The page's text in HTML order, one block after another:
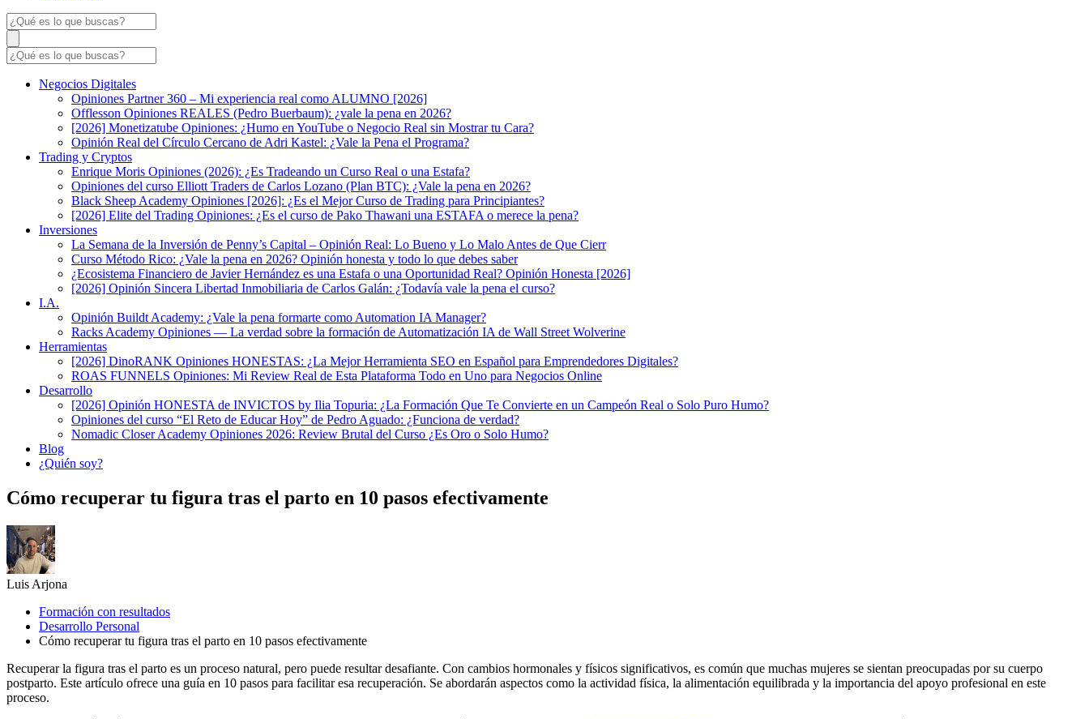
Negocios Digitales
Opiniones Partner 360 – Mi experiencia real como ALUMNO [2026]
Offlesson Opiniones REALES (Pedro Buerbaum): ¿vale la pena en 2026?
[2026] Monetizatube Opiniones: ¿Humo en YouTube o Negocio Real sin Mostrar tu Cara?
Opinión Real del Círculo Cercano de Adri Kastel: ¿Vale la Pena el Programa?
Trading y Cryptos
Enrique Moris Opiniones (2026): ¿Es Tradeando un Curso Real o una Estafa?
Opiniones del curso Elliott Traders de Carlos Lozano (Plan BTC): ¿Vale la pena en 2026?
Black Sheep Academy Opiniones [2026]: ¿Es el Mejor Curso de Trading para Principiantes?
[2026] Elite del Trading Opiniones: ¿Es el curso de Pako Thawani una ESTAFA o merece la pena?
Inversiones
La Semana de la Inversión de Penny’s Capital – Opinión Real: Lo Bueno y Lo Malo Antes de Que Cierr
Curso Método Rico: ¿Vale la pena en 2026? Opinión honesta y todo lo que debes saber
¿Ecosistema Financiero de Javier Hernández es una Estafa o una Oportunidad Real? Opinión Honesta [2026]
[2026] Opinión Sincera Libertad Inmobiliaria de Carlos Galán: ¿Todavía vale la pena el curso?
I.A.
Opinión Buildt Academy: ¿Vale la pena formarte como Automation IA Manager?
Racks Academy Opiniones — La verdad sobre la formación de Automatización IA de Wall Street Wolverine
Herramientas
[2026] DinoRANK Opiniones HONESTAS: ¿La Mejor Herramienta SEO en Español para Emprendedores Digitales?
ROAS FUNNELS Opiniones: Mi Review Real de Esta Plataforma Todo en Uno para Negocios Online
Desarrollo
[2026] Opinión HONESTA de INVICTOS by Ilia Topuria: ¿La Formación Que Te Convierte en un Campeón Real o Solo Puro Humo?
Opiniones del curso “El Reto de Educar Hoy” de Pedro Aguado: ¿Funciona de verdad?
Nomadic Closer Academy Opiniones 2026: Review Brutal del Curso ¿Es Oro o Solo Humo?
Blog
¿Quién soy?
Cómo recuperar tu figura tras el parto en 10 pasos efectivamente
Luis Arjona
Formación con resultados
Desarrollo Personal
Cómo recuperar tu figura tras el parto en 10 pasos efectivamente
Recuperar la figura tras el parto es un proceso natural, pero puede resultar desafiante. Con cambios hormonales y físicos significativos, es común que muchas mujeres se sientan preocupadas por su cuerpo
postparto. Este artículo ofrece una guía en 10 pasos para facilitar esa recuperación. Se abordarán aspectos como la actividad física, la alimentación equilibrada y la importancia del apoyo profesional en este
proceso.